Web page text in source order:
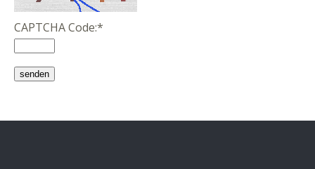
CAPTCHA Code:*